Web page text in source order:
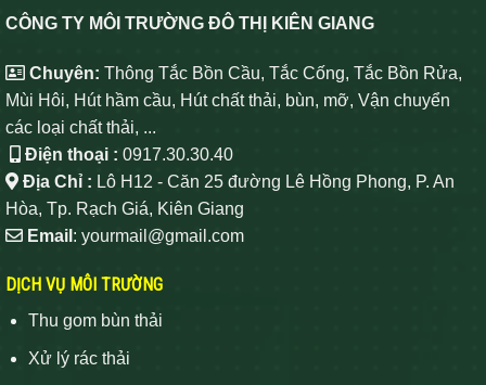
CÔNG TY MÔI TRƯỜNG ĐÔ THỊ KIÊN GIANG
Chuyên: Thông Tắc Bồn Cầu, Tắc Cống, Tắc Bồn Rửa,
Mùi Hôi, Hút hầm cầu, Hút chất thải, bùn, mỡ, Vận chuyển
các loại chất thải, ...
Điện thoại : 0917.30.30.40
Địa Chỉ : Lô H12 - Căn 25 đường Lê Hồng Phong, P. An
Hòa, Tp. Rạch Giá, Kiên Giang
Email : yourmail@gmail.com
DỊCH VỤ MÔI TRƯỜNG
Thu gom bùn thải
Xử lý rác thải